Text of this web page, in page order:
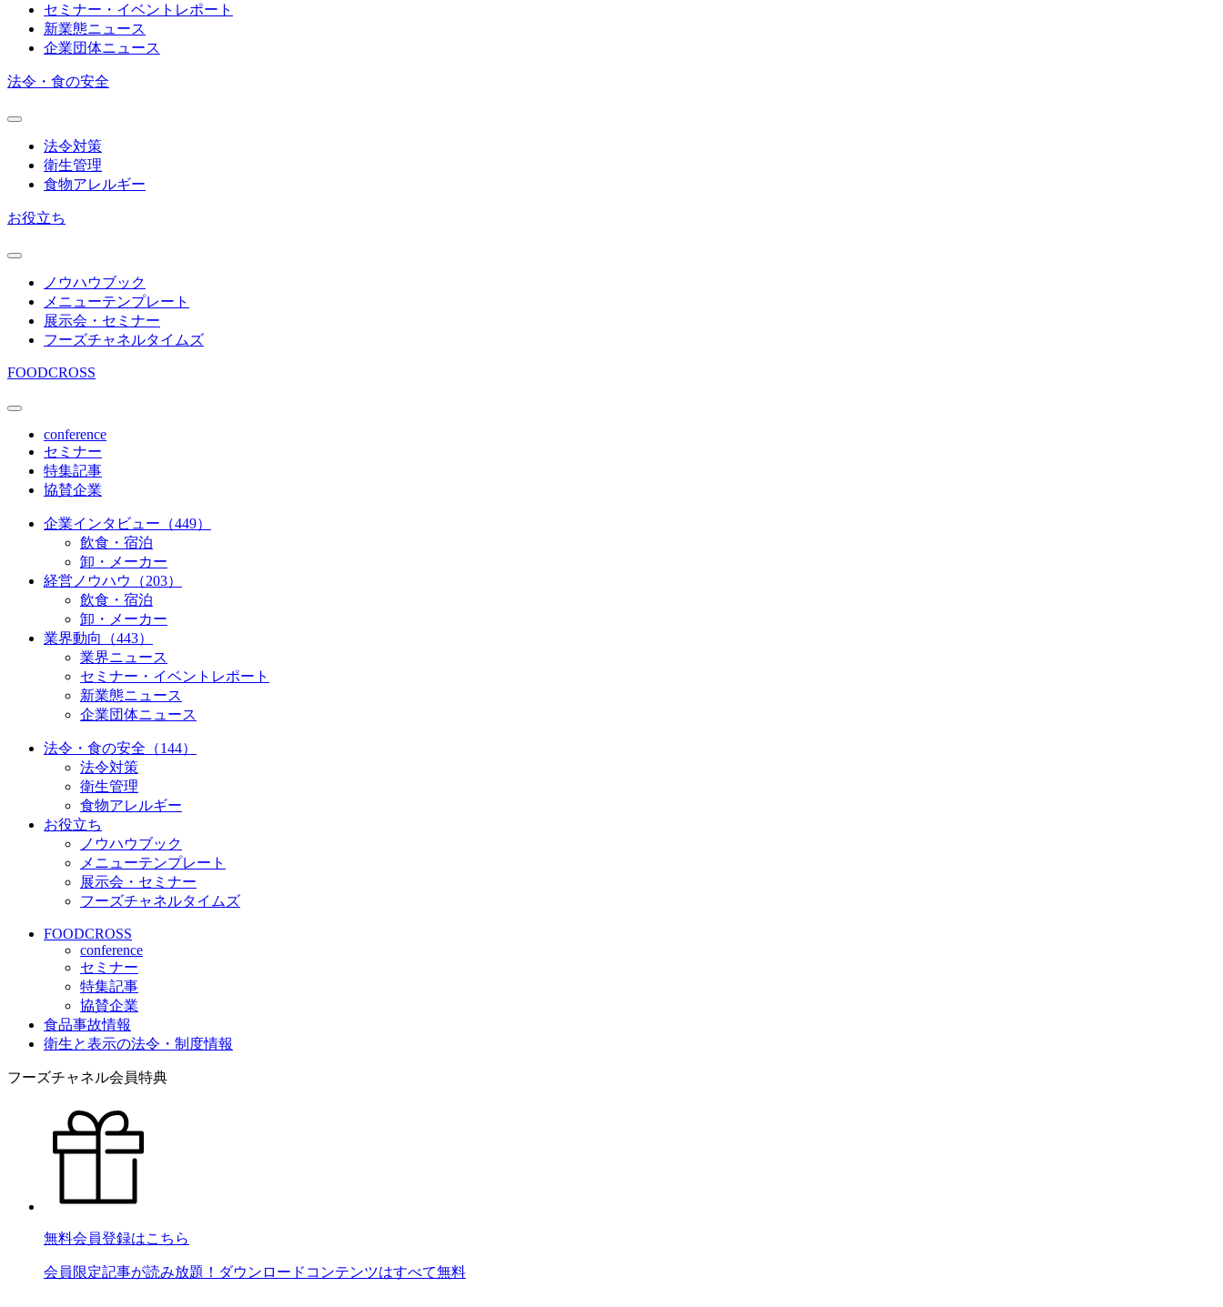
セミナー・イベントレポート
新業態ニュース
企業団体ニュース
法令・食の安全
法令対策
衛生管理
食物アレルギー
お役立ち
ノウハウブック
メニューテンプレート
展示会・セミナー
フーズチャネルタイムズ
FOODCROSS
conference
セミナー
特集記事
協賛企業
企業インタビュー（449）
飲食・宿泊
卸・メーカー
経営ノウハウ（203）
飲食・宿泊
卸・メーカー
業界動向（443）
業界ニュース
セミナー・イベントレポート
新業態ニュース
企業団体ニュース
法令・食の安全（144）
法令対策
衛生管理
食物アレルギー
お役立ち
ノウハウブック
メニューテンプレート
展示会・セミナー
フーズチャネルタイムズ
FOODCROSS
conference
セミナー
特集記事
協賛企業
食品事故情報
衛生と表示の法令・制度情報
フーズチャネル会員特典
無料会員登録はこちら
会員限定記事が読み放題！ダウンロードコンテンツはすべて無料